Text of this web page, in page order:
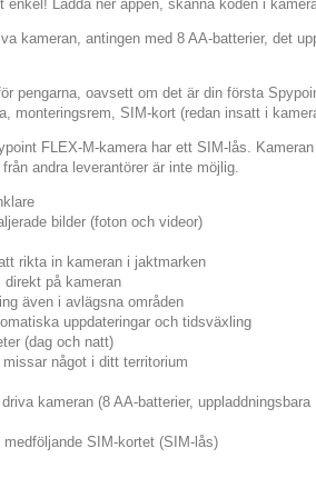
enkel! Ladda ner appen, skanna koden i
kameran, antingen med 8 AA-batterier, det
pengarna, oavsett om det är din första
monteringsrem, SIM-kort (redan insatt i
FLEX-M-kamera har ett SIM-lås.
andra leverantörer är inte möjlig.
bilder (foton och videor)
rikta in kameran i jaktmarken
direkt på kameran
även i avlägsna områden
uppdateringar och tidsväxling
(dag och natt)
något i ditt territorium
kameran (8 AA-batterier,
medföljande SIM-kortet (SIM-lås)